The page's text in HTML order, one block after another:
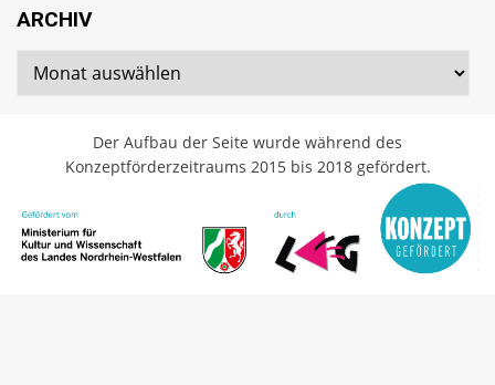
ARCHIV
Archiv
Der Aufbau der Seite wurde während des
Konzeptförderzeitraums 2015 bis 2018 gefördert.